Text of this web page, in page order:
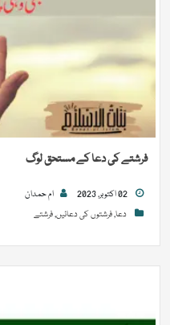
فرشتے کی دعا کے مستحق لوگ
ام حمدان
دعا,فرشتوں کی دعائیں,فرشتے